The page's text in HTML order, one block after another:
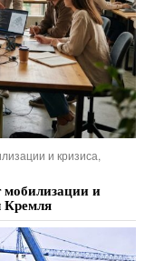
и кризиса,
мобилизации и
Кремля